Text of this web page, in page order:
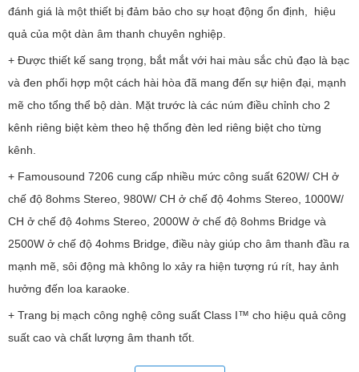
đánh giá là một thiết bị đảm bảo cho sự hoạt động ổn định, hiệu
quả của một dàn âm thanh chuyên nghiệp.
+ Được thiết kế sang trọng, bắt mắt với hai màu sắc chủ đạo là bạc
và đen phối hợp một cách hài hòa đã mang đến sự hiện đại, mạnh
mẽ cho tổng thể bộ dàn. Mặt trước là các núm điều chỉnh cho 2
kênh riêng biệt kèm theo hệ thống đèn led riêng biệt cho từng
kênh.
+ Famousound 7206 cung cấp nhiều mức công suất 620W/ CH ở
chế độ 8ohms Stereo, 980W/ CH ở chế độ 4ohms Stereo, 1000W/
CH ở chế độ 4ohms Stereo, 2000W ở chế độ 8ohms Bridge và
2500W ở chế độ 4ohms Bridge, điều này giúp cho âm thanh đầu ra
mạnh mẽ, sôi động mà không lo xảy ra hiện tượng rú rít, hay ảnh
hưởng đến loa karaoke.
+ Trang bị mạch công nghệ công suất Class I™ cho hiệu quả công
suất cao và chất lượng âm thanh tốt.
+ Đầu vào có cân bằng CMRR với độ nhạy cảm cao sẽ giúp cho